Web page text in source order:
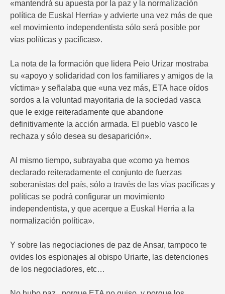
«mantendrá su apuesta por la paz y la normalización
política de Euskal Herria» y advierte una vez más de que
«el movimiento independentista sólo será posible por
vías políticas y pacíficas».
La nota de la formación que lidera Peio Urizar mostraba
su «apoyo y solidaridad con los familiares y amigos de la
víctima» y señalaba que «una vez más, ETA hace oídos
sordos a la voluntad mayoritaria de la sociedad vasca
que le exige reiteradamente que abandone
definitivamente la acción armada. El pueblo vasco le
rechaza y sólo desea su desaparición».
Al mismo tiempo, subrayaba que «como ya hemos
declarado reiteradamente el conjunto de fuerzas
soberanistas del país, sólo a través de las vías pacíficas y
políticas se podrá configurar un movimiento
independentista, y que acerque a Euskal Herria a la
normalización política».
Y sobre las negociaciones de paz de Ansar, tampoco te
ovides los espionajes al obispo Uriarte, las detenciones
de los negociadores, etc…